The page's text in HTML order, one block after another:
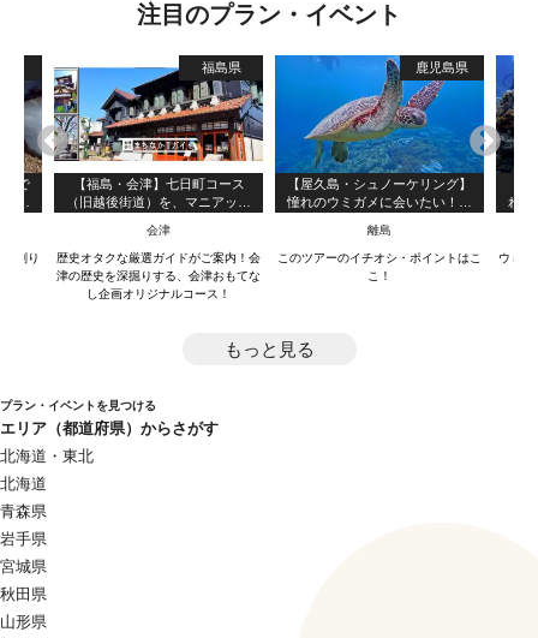
注目のプラン・イベント
ろで
削り
福島県
【福島・会津】七日町コース
（旧越後街道）を、マニアック
案内！
会津
歴史オタクな厳選ガイドがご案内！会
津の歴史を深掘りする、会津おもてな
し企画オリジナルコース！
鹿児島県
【屋久島・シュノーケリング】
憧れのウミガメに会いたい！ウ
ツアー！（3時間）
離島
このツアーのイチオシ・ポイントはこ
こ！
れの
ウミガ
もっと見る
プラン・イベントを見つける
エリア（都道府県）からさがす
北海道・東北
北海道
青森県
岩手県
宮城県
秋田県
山形県